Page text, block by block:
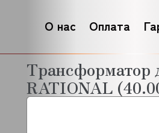
О нас Оплата
Трансформатор
RATIONAL